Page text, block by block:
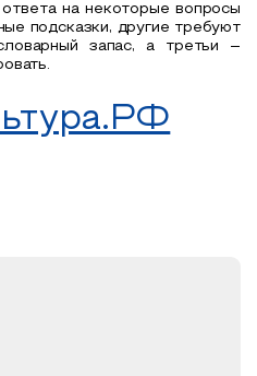
на некоторые вопросы
подсказки, другие требуют
запас, а третьи –